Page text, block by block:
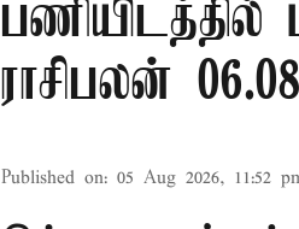
பணியிடத்தில்
ராசிபலன்
Published on: 05 Aug 2026, 11:52